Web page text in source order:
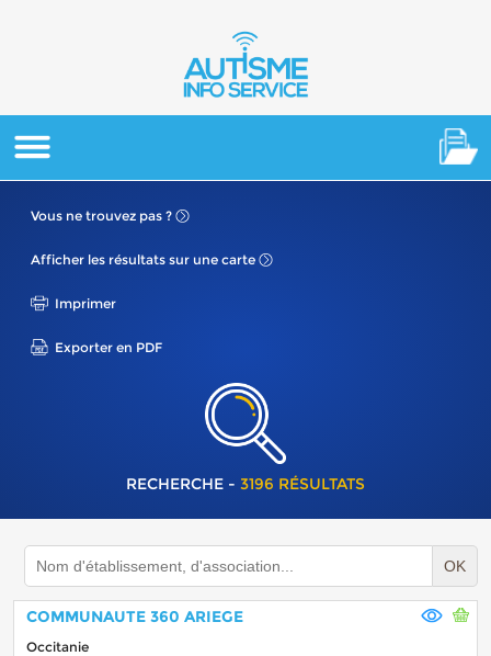
Vous ne trouvez pas ?
Afficher les résultats sur une carte
Imprimer
Exporter en PDF
RECHERCHE - 3196 RÉSULTATS
OK
COMMUNAUTE 360 ARIEGE
Occitanie